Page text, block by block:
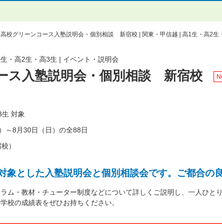
高校グリーンコース入塾説明会・個別相談 新宿校 | 関東・甲信越 | 高1生・高2生
ス入塾説明会・個別相談 新宿校
高2生・高3生 | イベント・説明会
対象
～8月30日（日）の全88日
）
象とした入塾説明会と個別相談会です。ご都合の
ム・教材・チューター制度などについて詳しくご説明し、一人ひと
校の成績表をぜひお持ちください。